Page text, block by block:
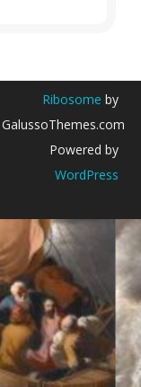
Ribosome by
GalussoThemes.com
Powered by
WordPress